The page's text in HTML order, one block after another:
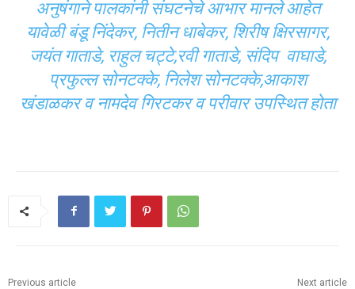
अनुषंगाने पालकांनी संघटनेचे आभार मानले आहेत
यावेळी बंडू निंदेकर, नितीन धाबेकर, शिरीष क्षिरसागर,
जयंत गाताडे, राहुल चट्टे,रवी गाताडे, संदिप वाघाडे,
प्रफुल्ल सोनटक्के, निलेश सोनटक्के,आकाश
खंडाळकर व नामदेव गिरटकर व परीवार उपस्थित होता
Previous article Next article